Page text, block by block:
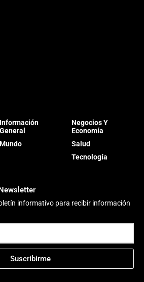
Información
General
Mundo
Negocios Y
Economía
Salud
Tecnología
informativo para recibir información
Suscribirme